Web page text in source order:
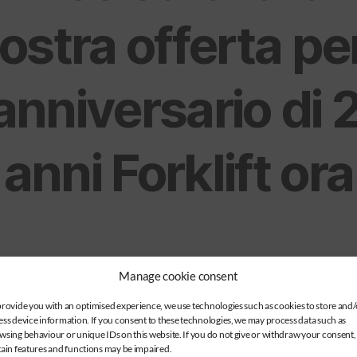
Manage cookie consent
you with an optimised experience, we use technologies such as cookies to store
device information. If you consent to these technologies, we may process data such as
behaviour or unique IDs on this website. If you do not give or withdraw your consent,
features and functions may be impaired.
offerta
di
anni Forklift ora
Metti fino al 31